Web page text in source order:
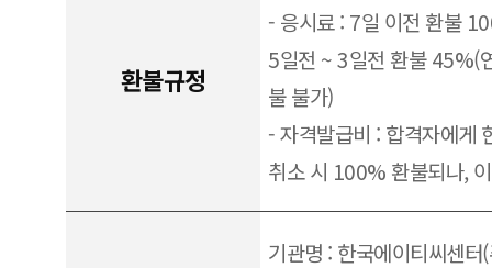
환불규정
- 응시료 : 7일 이전 환불
5일전 ~ 3일전 환불 45%(
불 불가)
- 자격발급비 : 합격자에게
취소 시 100% 환불되나,
기관명 : 한국에이티씨센터